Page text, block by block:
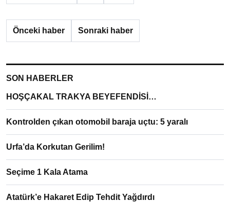
Önceki haber Sonraki haber
SON HABERLER
HOŞÇAKAL TRAKYA BEYEFENDİSİ…
Kontrolden çıkan otomobil baraja uçtu: 5 yaralı
Urfa’da Korkutan Gerilim!
Seçime 1 Kala Atama
Atatürk’e Hakaret Edip Tehdit Yağdırdı